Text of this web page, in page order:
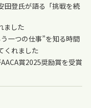
田登氏が語る「挑戦を続
ました
一つの仕事”を知る時間
くれました
賞2025奨励賞を受賞